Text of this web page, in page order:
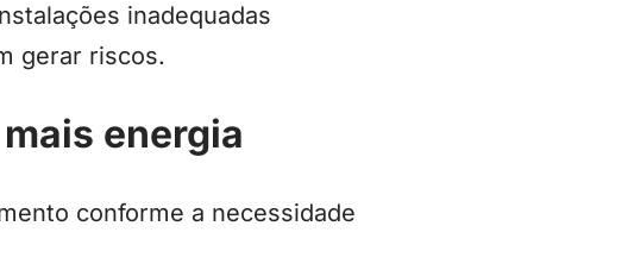
inadequadas
gerar riscos.
energia
conforme a necessidade